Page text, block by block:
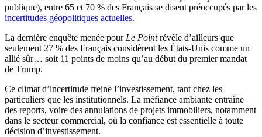
publique), entre 65 et 70 % des Français se disent préoccupés par les
incertitudes géopolitiques actuelles.
La dernière enquête menée pour Le Pointrévèle d’ailleurs que
seulement 27 % des Français considèrent les États-Unis comme un
allié sûr… soit 11 points de moins qu’au début du premier mandat
de Trump.
Ce climat d’incertitude freine l’investissement, tant chez les
particuliers que les institutionnels. La méfiance ambiante entraîne
des reports, voire des annulations de projets immobiliers, notamment
dans le secteur commercial, où la confiance est essentielle à toute
décision d’investissement.